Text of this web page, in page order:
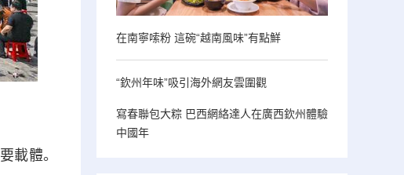
載體。
在南寧嗦粉 這碗“越南風味”有點鮮
“欽州年味”吸引海外網友雲圍觀
寫春聯包大粽 巴西網絡達人在廣西欽州體驗
中國年